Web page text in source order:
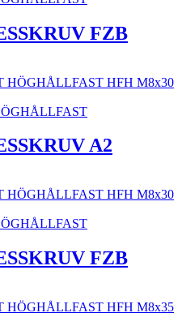
FZB
A2
FZB